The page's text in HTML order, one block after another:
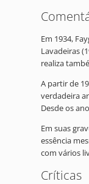
Em 1934,
Lavadeiras
realiza
A partir de
verdadeira
Desde os
Em suas
essência
com vários
Críticas